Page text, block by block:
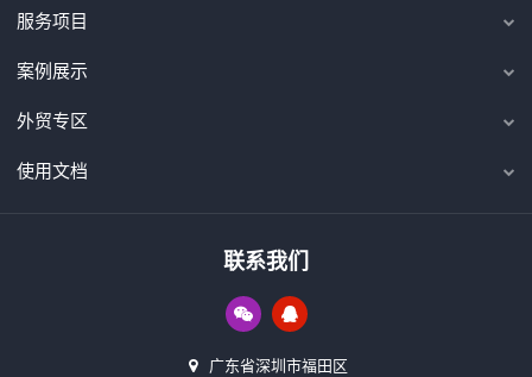
服务项目
案例展示
外贸专区
使用文档
联系我们
广东省深圳市福田区